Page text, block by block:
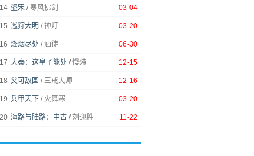
03-04
14 盗宋 /寒风拂剑
03-20
15 巡狩大明 /神灯
06-30
16 烽烟尽处 /酒徒
12-15
17 大秦：这皇子能处 /慢炖
12-16
18 父可敌国 /三戒大师
03-20
19 兵甲天下 / 火舞寒
11-22
20 海路与陆路：中古 /刘迎胜